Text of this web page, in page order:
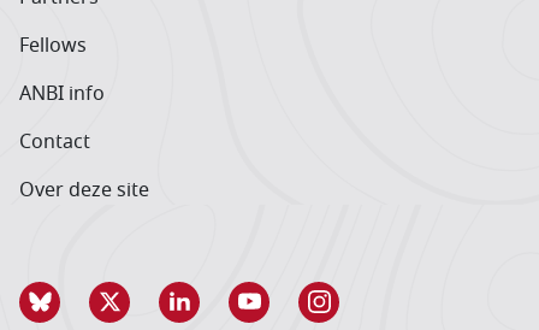
Fellows
ANBI info
Contact
Over deze site